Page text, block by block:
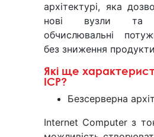
архітектурі, яка
нові вузли та
обчислювальні
без зниження
Які ще
ІСР?
Безсерверна
Internet Computer з